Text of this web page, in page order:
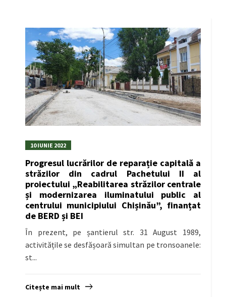
10 IUNIE 2022
Progresul lucrărilor de reparație capitală a
străzilor din cadrul Pachetului II al
proiectului „Reabilitarea străzilor centrale
și modernizarea iluminatului public al
centrului municipiului Chișinău”, finanțat
de BERD și BEI
În prezent, pe șantierul str. 31 August 1989,
activitățile se desfășoară simultan pe tronsoanele:
st...
Citește mai mult